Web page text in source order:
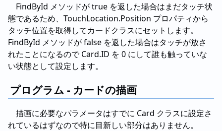
FindById メソッドが true を返した場合はまだタッチ状
態であるため、TouchLocation.Position プロパティから
タッチ位置を取得してカードクラスにセットします。
FindById メソッドが false を返した場合はタッチが放さ
れたことになるので Card.ID を 0 にして誰も触っていな
い状態として設定します。
プログラム - カードの描画
描画に必要なパラメータはすでに Card クラスに設定さ
れているはずなので特に目新しい部分はありません。